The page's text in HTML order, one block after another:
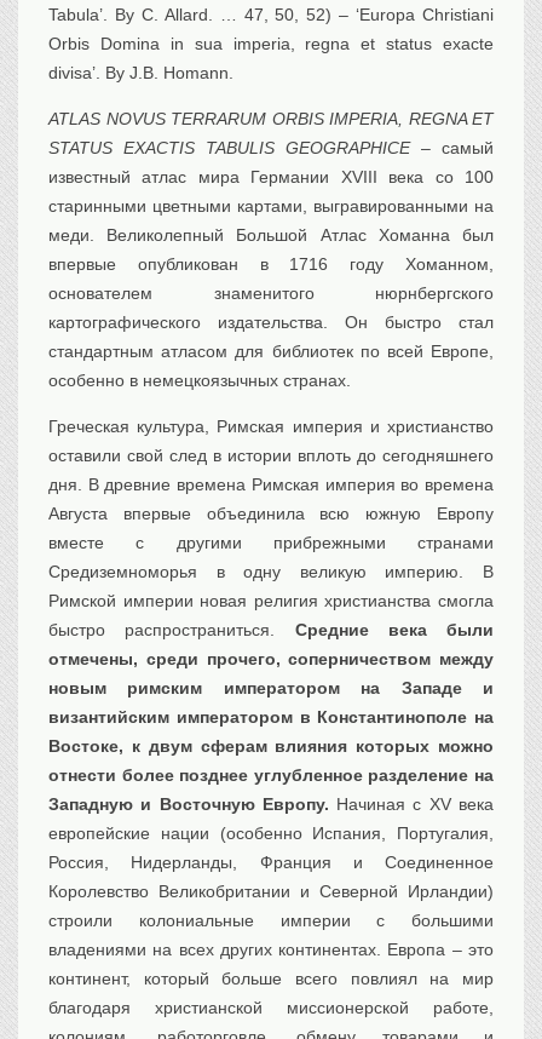
Tabula’. By C. Allard. … 47, 50, 52) – ‘Europa Christiani
Orbis Domina in sua imperia, regna et status exacte
divisa’. By J.B. Homann.
ATLAS NOVUS TERRARUM ORBIS IMPERIA, REGNA ET
STATUS EXACTIS TABULIS GEOGRAPHICE– самый
известный атлас мира Германии XVIII века со 100
старинными цветными картами, выгравированными на
меди. Великолепный Большой Атлас Хоманна был
впервые опубликован в 1716 году Хоманном,
основателем знаменитого нюрнбергского
картографического издательства. Он быстро стал
стандартным атласом для библиотек по всей Европе,
особенно в немецкоязычных странах.
Греческая культура, Римская империя и христианство
оставили свой след в истории вплоть до сегодняшнего
дня. В древние времена Римская империя во времена
Августа впервые объединила всю южную Европу
вместе с другими прибрежными странами
Средиземноморья в одну великую империю. В
Римской империи новая религия христианства смогла
быстро распространиться. Средние века были
отмечены, среди прочего, соперничеством между
новым римским императором на Западе и
византийским императором в Константинополе на
Востоке, к двум сферам влияния которых можно
отнести более позднее углубленное разделение на
Западную и Восточную Европу. Начиная с XV века
европейские нации (особенно Испания, Португалия,
Россия, Нидерланды, Франция и Соединенное
Королевство Великобритании и Северной Ирландии)
строили колониальные империи с большими
владениями на всех других континентах. Европа – это
континент, который больше всего повлиял на мир
благодаря христианской миссионерской работе,